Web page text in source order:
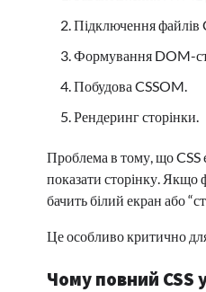
Підключення файлів
Формування DOM-
Побудова CSSOM.
Рендеринг сторінки.
Проблема в тому, що CSS
показати сторінку. Якщо
бачить білий екран або
Це особливо критично
Чому повний CSS